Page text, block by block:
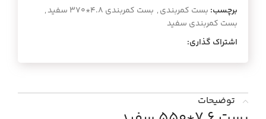
برچسب: بست کمربندی, بست کمربندی ۴.۸*۳۷۰ سفید
,
بست کمربندی سفید
اشتراک گذاری:
توضیحات